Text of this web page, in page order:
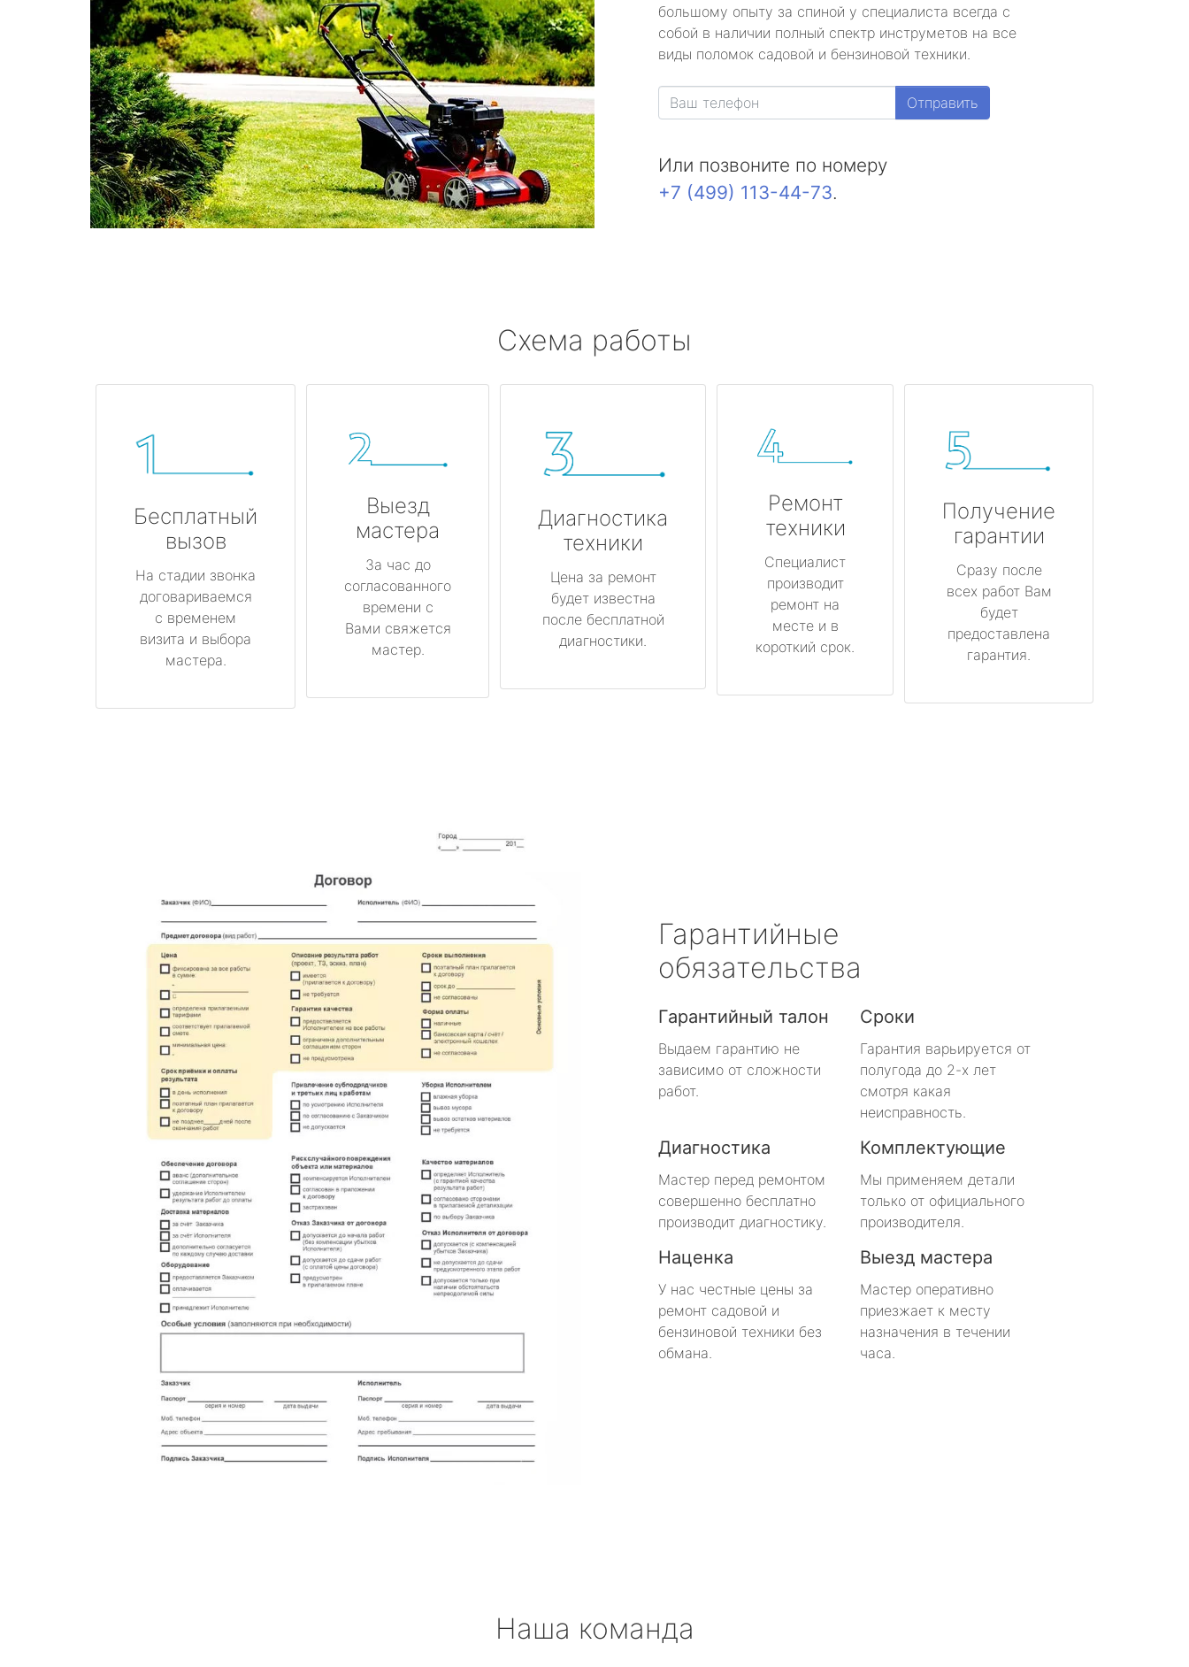
большому опыту за спиной у специалиста всегда с
собой в наличии полный спектр инструметов на все
виды поломок садовой и бензиновой техники.
Отправить
Или позвоните по номеру
+7 (499) 113-44-73.
Схема работы
Бесплатный
вызов
На стадии звонка
договариваемся
с временем
визита и выбора
мастера.
Выезд
мастера
За час до
согласованного
времени с
Вами свяжется
мастер.
Диагностика
техники
Цена за ремонт
будет известна
после бесплатной
диагностики.
Ремонт
техники
Специалист
производит
ремонт на
месте и в
короткий срок.
Получение
гарантии
Сразу после
всех работ Вам
будет
предоставлена
гарантия.
Гарантийные
обязательства
Гарантийный талон
Выдаем гарантию не
зависимо от сложности
работ.
Сроки
Гарантия варьируется от
полугода до 2-х лет
смотря какая
неисправность.
Диагностика
Мастер перед ремонтом
совершенно бесплатно
производит диагностику.
Комплектующие
Мы применяем детали
только от официального
производителя.
Наценка
У нас честные цены за
ремонт садовой и
бензиновой техники без
обмана.
Выезд мастера
Мастер оперативно
приезжает к месту
назначения в течении
часа.
Наша команда